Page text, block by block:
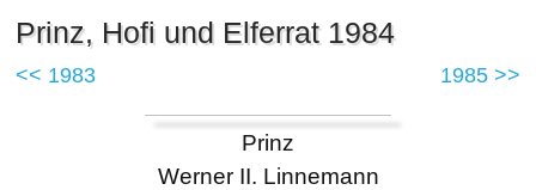
Prinz, Hofi und Elferrat 1984
<< 1983 1985 >>
Prinz
Werner II. Linnemann